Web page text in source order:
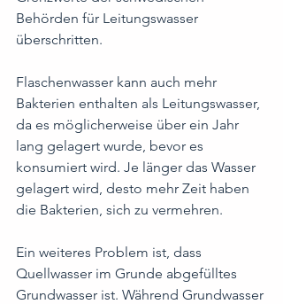
Behörden für Leitungswasser
überschritten.
Flaschenwasser kann auch mehr
Bakterien enthalten als Leitungswasser,
da es möglicherweise über ein Jahr
lang gelagert wurde, bevor es
konsumiert wird. Je länger das Wasser
gelagert wird, desto mehr Zeit haben
die Bakterien, sich zu vermehren.
Ein weiteres Problem ist, dass
Quellwasser im Grunde abgefülltes
Grundwasser ist. Während Grundwasser